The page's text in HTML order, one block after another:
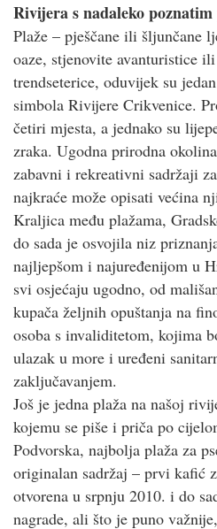
Rivijera s nadaleko poznatim
Plaže – pješčane ili šljunčane
oaze, stjenovite avanturistice
trendseterice, oduvijek su
simbola Rivijere Crikvenice.
četiri mjesta, a jednako su
zraka. Ugodna prirodna
zabavni i rekreativni sadržaji
najkraće može opisati većina
Kraljica među plažama,
do sada je osvojila niz
najljepšom i najuređenijom u
svi osjećaju ugodno, od
kupača željnih opuštanja na
osoba s invaliditetom, kojima
ulazak u more i uređeni
zaključavanjem.
Još je jedna plaža na našoj
kojemu se piše i priča po
Podvorska, najbolja plaža za
originalan sadržaj – prvi kafić
otvorena u srpnju 2010. i do
nagrade, ali što je puno